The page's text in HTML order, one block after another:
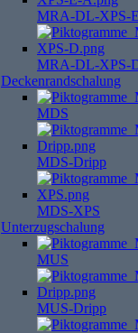
MRA-DL-XPS-
MRA-DL-XPS-
Deckenrandschalung
MDS
MDS-Dripp
MDS-XPS
Unterzugschalung
MUS
MUS-Dripp